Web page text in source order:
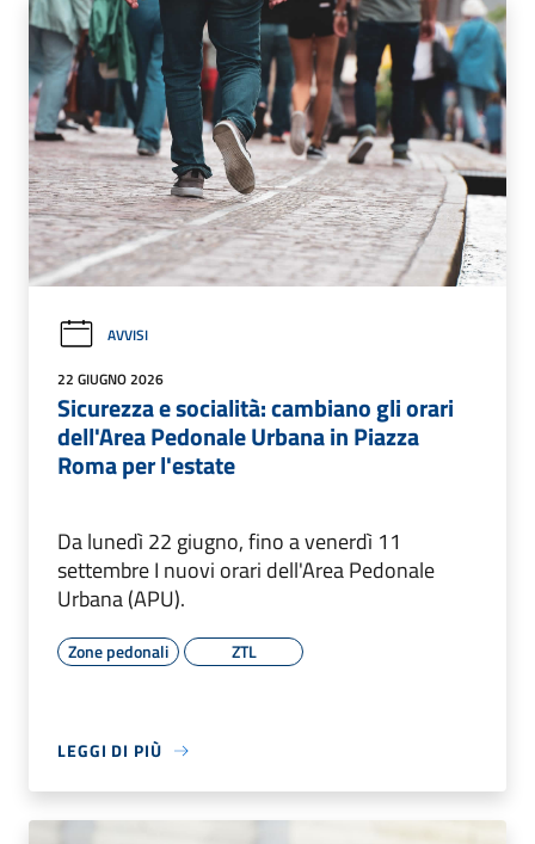
AVVISI
22 GIUGNO 2026
Sicurezza e socialità: cambiano gli orari
dell'Area Pedonale Urbana in Piazza
Roma per l'estate
Da lunedì 22 giugno, fino a venerdì 11
settembre I nuovi orari dell'Area Pedonale
Urbana (APU).
Zone pedonali ZTL
LEGGI DI PIÙ